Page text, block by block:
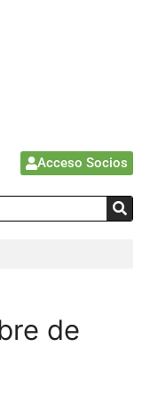
Acceso Socios
de